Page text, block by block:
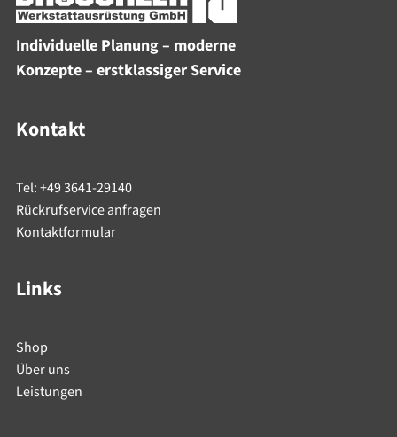
Individuelle Planung – moderne
Konzepte – erstklassiger Service
Kontakt
Tel: +49 3641-29140
Rückrufservice anfragen
Kontaktformular
Links
Shop
Über uns
Leistungen